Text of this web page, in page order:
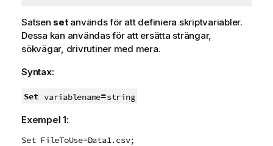
Satsen setanvänds för att definiera skriptvariabler.
Dessa kan användas för att ersätta strängar,
sökvägar, drivrutiner med mera.
Syntax:
Set variablename=string
Exempel 1:
Set FileToUse=Data1.csv;